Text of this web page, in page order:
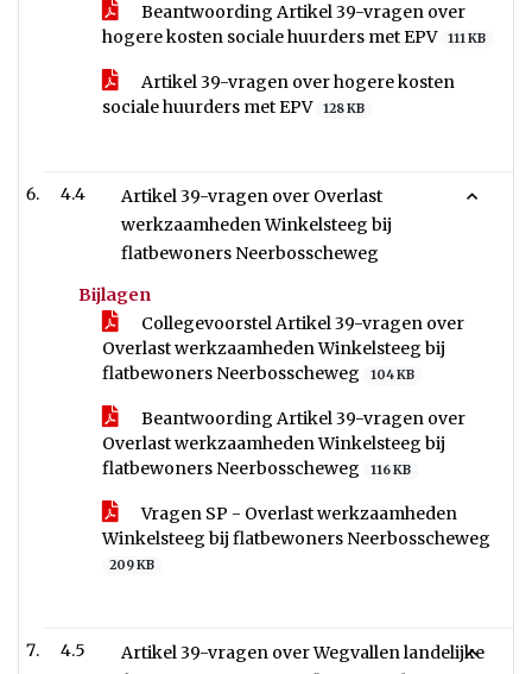
Beantwoording Artikel 39-vragen over
hogere kosten sociale huurders met EPV
111 KB
Artikel 39-vragen over hogere kosten
sociale huurders met EPV
128 KB
4.4
Artikel 39-vragen over Overlast
werkzaamheden Winkelsteeg bij
flatbewoners Neerbosscheweg
Bijlagen
Collegevoorstel Artikel 39-vragen over
Overlast werkzaamheden Winkelsteeg bij
flatbewoners Neerbosscheweg
104 KB
Beantwoording Artikel 39-vragen over
Overlast werkzaamheden Winkelsteeg bij
flatbewoners Neerbosscheweg
116 KB
Vragen SP - Overlast werkzaamheden
Winkelsteeg bij flatbewoners Neerbosscheweg
209 KB
4.5
Artikel 39-vragen over Wegvallen landelijke